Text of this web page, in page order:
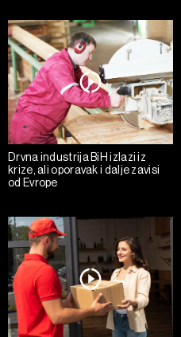
Drvna industrija BiH izlazi iz
krize, ali oporavak i dalje zavisi
od Evrope